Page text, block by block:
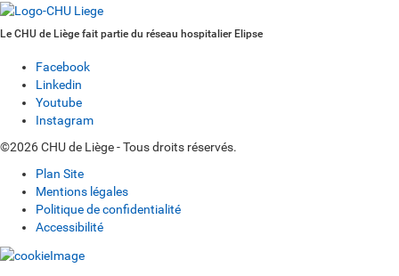
Le CHU de Liège fait partie du réseau hospitalier Elipse
Facebook
Linkedin
Youtube
Instagram
©2026 CHU de Liège - Tous droits réservés.
Plan Site
Mentions légales
Politique de confidentialité
Accessibilité